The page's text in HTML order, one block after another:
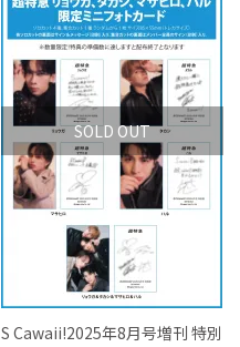
SOLD OUT
S Cawaii!2025年8月号増刊 特別